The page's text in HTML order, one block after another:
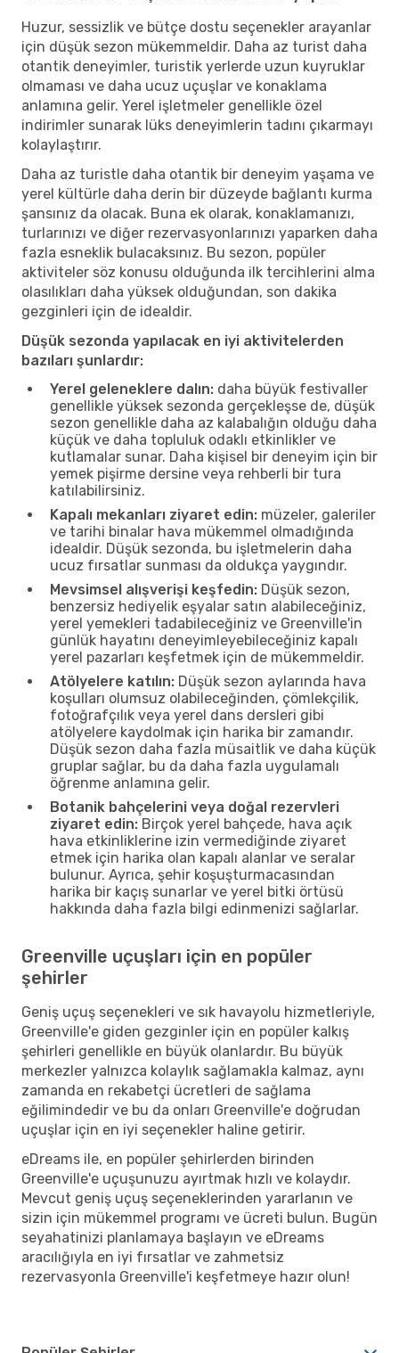
Huzur, sessizlik ve bütçe dostu seçenekler arayanlar
için düşük sezon mükemmeldir. Daha az turist daha
otantik deneyimler, turistik yerlerde uzun kuyruklar
olmaması ve daha ucuz uçuşlar ve konaklama
anlamına gelir. Yerel işletmeler genellikle özel
indirimler sunarak lüks deneyimlerin tadını çıkarmayı
kolaylaştırır.
Daha az turistle daha otantik bir deneyim yaşama ve
yerel kültürle daha derin bir düzeyde bağlantı kurma
şansınız da olacak. Buna ek olarak, konaklamanızı,
turlarınızı ve diğer rezervasyonlarınızı yaparken daha
fazla esneklik bulacaksınız. Bu sezon, popüler
aktiviteler söz konusu olduğunda ilk tercihlerini alma
olasılıkları daha yüksek olduğundan, son dakika
gezginleri için de idealdir.
Düşük sezonda yapılacak en iyi aktivitelerden
bazıları şunlardır:
Yerel geleneklere dalın: daha büyük festivaller
genellikle yüksek sezonda gerçekleşse de, düşük
sezon genellikle daha az kalabalığın olduğu daha
küçük ve daha topluluk odaklı etkinlikler ve
kutlamalar sunar. Daha kişisel bir deneyim için bir
yemek pişirme dersine veya rehberli bir tura
katılabilirsiniz.
Kapalı mekanları ziyaret edin: müzeler, galeriler
ve tarihi binalar hava mükemmel olmadığında
idealdir. Düşük sezonda, bu işletmelerin daha
ucuz fırsatlar sunması da oldukça yaygındır.
Mevsimsel alışverişi keşfedin: Düşük sezon,
benzersiz hediyelik eşyalar satın alabileceğiniz,
yerel yemekleri tadabileceğiniz ve Greenville'in
günlük hayatını deneyimleyebileceğiniz kapalı
yerel pazarları keşfetmek için de mükemmeldir.
Atölyelere katılın: Düşük sezon aylarında hava
koşulları olumsuz olabileceğinden, çömlekçilik,
fotoğrafçılık veya yerel dans dersleri gibi
atölyelere kaydolmak için harika bir zamandır.
Düşük sezon daha fazla müsaitlik ve daha küçük
gruplar sağlar, bu da daha fazla uygulamalı
öğrenme anlamına gelir.
Botanik bahçelerini veya doğal rezervleri
ziyaret edin: Birçok yerel bahçede, hava açık
hava etkinliklerine izin vermediğinde ziyaret
etmek için harika olan kapalı alanlar ve seralar
bulunur. Ayrıca, şehir koşuşturmacasından
harika bir kaçış sunarlar ve yerel bitki örtüsü
hakkında daha fazla bilgi edinmenizi sağlarlar.
Greenville uçuşları için en popüler
şehirler
Geniş uçuş seçenekleri ve sık havayolu hizmetleriyle,
Greenville'e giden gezginler için en popüler kalkış
şehirleri genellikle en büyük olanlardır. Bu büyük
merkezler yalnızca kolaylık sağlamakla kalmaz, aynı
zamanda en rekabetçi ücretleri de sağlama
eğilimindedir ve bu da onları Greenville'e doğrudan
uçuşlar için en iyi seçenekler haline getirir.
eDreams ile, en popüler şehirlerden birinden
Greenville'e uçuşunuzu ayırtmak hızlı ve kolaydır.
Mevcut geniş uçuş seçeneklerinden yararlanın ve
sizin için mükemmel programı ve ücreti bulun. Bugün
seyahatinizi planlamaya başlayın ve eDreams
aracılığıyla en iyi fırsatlar ve zahmetsiz
rezervasyonla Greenville'i keşfetmeye hazır olun!